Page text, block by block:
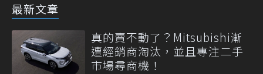
最新文章
真的賣不動了？Mitsubishi漸
遭經銷商淘汰，並且專注二手
市場尋商機！